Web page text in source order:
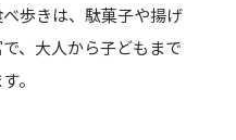
歩きは、駄菓子や揚げ
、大人から子どもまで
。